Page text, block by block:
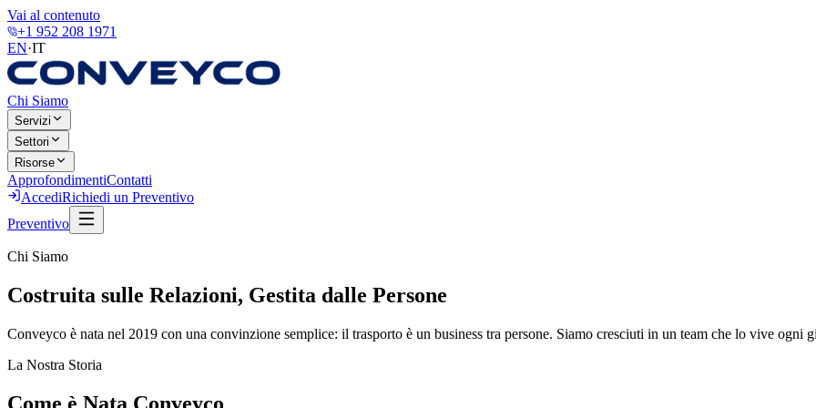
Vai al contenuto
+1 952 208 1971
EN·IT
Chi Siamo
Servizi
Settori
Risorse
ApprofondimentiContatti
AccediRichiedi un Preventivo
Preventivo
Chi Siamo
Costruita sulle Relazioni, Gestita dalle Persone
Conveyco è nata nel 2019 con una convinzione semplice: il trasporto è un business tra persone. Siamo cresciuti in un team che lo vive ogni
La Nostra Storia
Come è Nata Conveyco